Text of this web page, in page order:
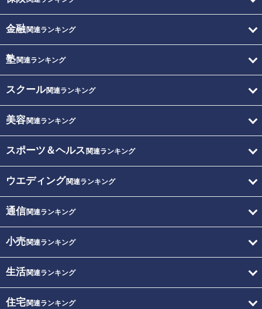
金融関連ランキング
塾関連ランキング
スクール関連ランキング
美容関連ランキング
スポーツ＆ヘルス 関連ランキング
ウエディング関連ランキング
通信関連ランキング
小売関連ランキング
生活関連ランキング
住宅関連ランキング